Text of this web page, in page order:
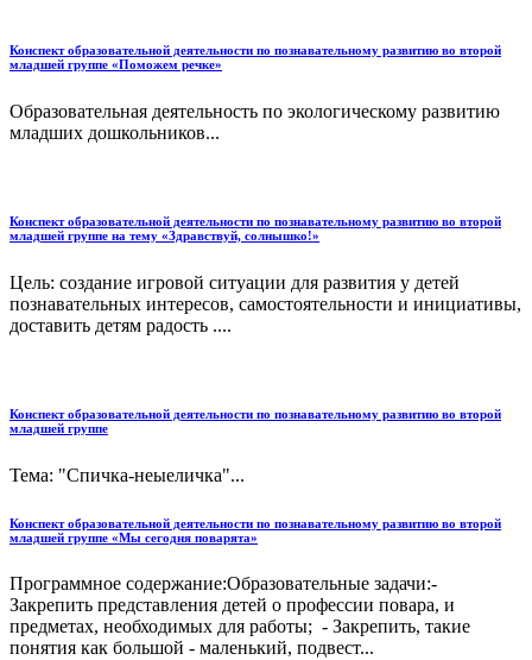
Конспект образовательной деятельности по познавательному развитию во второй
младшей группе «Поможем речке»
Образовательная деятельность по экологическому развитию
младших дошкольников...
Конспект образовательной деятельности по познавательному развитию во второй
младшей группе на тему «Здравствуй, солнышко!»
Цель: создание игровой ситуации для развития у детей
познавательных интересов, самостоятельности и инициативы,
доставить детям радость ....
Конспект образовательной деятельности по познавательному развитию во второй
младшей группе
Тема: "Спичка-неыеличка"...
Конспект образовательной деятельности по познавательному развитию во второй
младшей группе «Мы сегодня поварята»
Программное содержание:Образовательные задачи:-
Закрепить представления детей о профессии повара, и
предметах, необходимых для работы; - Закрепить, такие
понятия как большой - маленький, подвест...